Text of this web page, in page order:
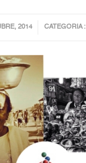
2014 CATEGORIA :